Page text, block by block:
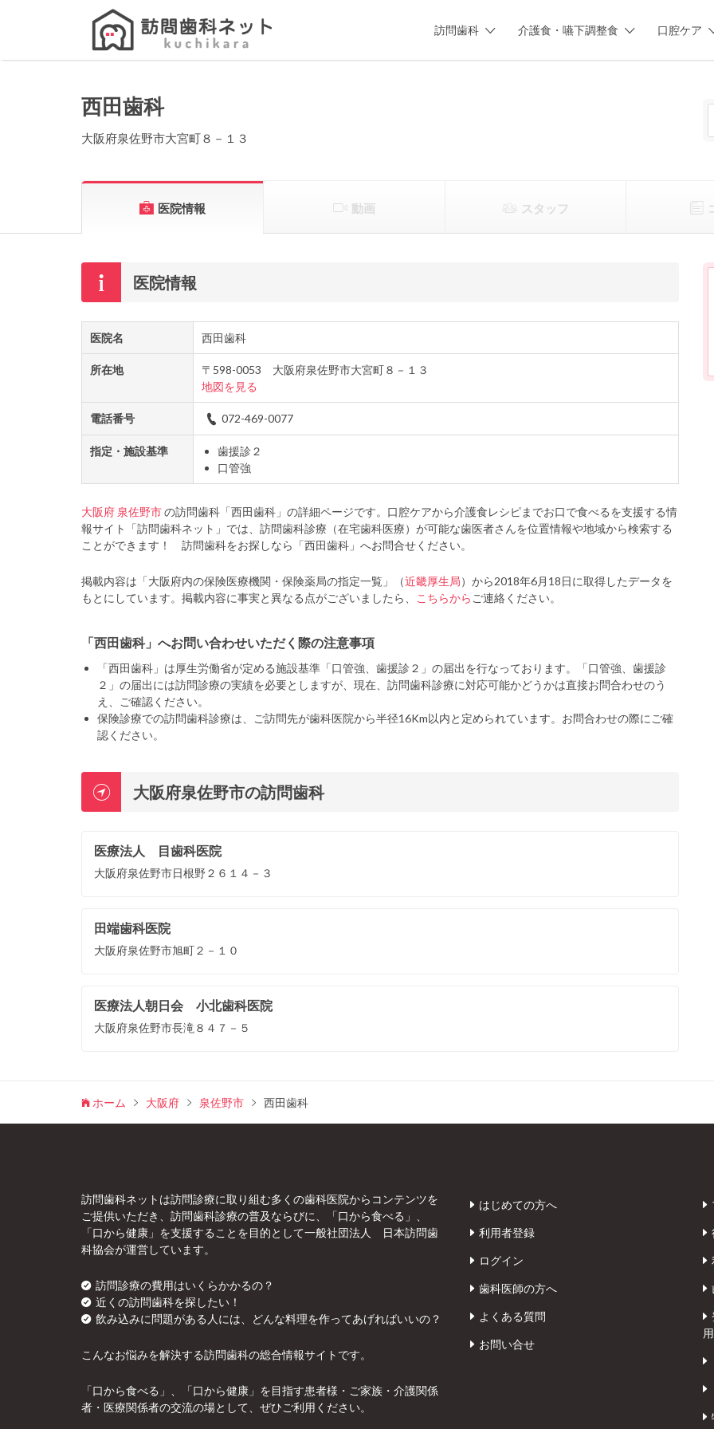
訪問歯科 介護食・嚥下調整食 口腔ケア
Search
西田歯科
大阪府泉佐野市大宮町８－１３
医院情報 動画 スタッフ
医院情報
医院名 西田歯科
所在地
〒598-0053 大阪府泉佐野市大宮町８－１３
地図を見る
電話番号 072-469-0077
指定・施設基準
歯援診２
口管強
大阪府 泉佐野市の訪問歯科「西田歯科」の詳細ページです。口腔ケアから介護食レシピまでお口で食べるを支援する情
報サイト「訪問歯科ネット」では、訪問歯科診療（在宅歯科医療）が可能な歯医者さんを位置情報や地域から検索する
ことができます！ 訪問歯科をお探しなら「西田歯科」へお問合せください。
掲載内容は「大阪府内の保険医療機関・保険薬局の指定一覧」（近畿厚生局）から2018年6月18日に取得したデータを
もとにしています。掲載内容に事実と異なる点がございましたら、
こちらから ご連絡ください。
「西田歯科」へお問い合わせいただく際の注意事項
「西田歯科」は厚生労働省が定める施設基準「口管強、歯援診２」の届出を行なっております。「口管強、歯援診
２」の届出には訪問診療の実績を必要としますが、現在、訪問歯科診療に対応可能かどうかは直接お問合わせのう
え、ご確認ください。
保険診療での訪問歯科診療は、ご訪問先が歯科医院から半径16Km以内と定められています。お問合わせの際にご確
認ください。
大阪府泉佐野市の訪問歯科
医療法人 目歯科医院
大阪府泉佐野市日根野２６１４－３
田端歯科医院
大阪府泉佐野市旭町２－１０
医療法人朝日会 小北歯科医院
大阪府泉佐野市長滝８４７－５
ホーム 大阪府 泉佐野市 西田歯科
訪問歯科ネットは訪問診療に取り組む多くの歯科医院からコンテンツを
ご提供いただき、訪問歯科診療の普及ならびに、「口から食べる」、
「口から健康」を支援することを目的として一般社団法人 日本訪問歯
科協会が運営しています。
訪問診療の費用はいくらかかるの？
近くの訪問歯科を探したい！
飲み込みに問題がある人には、どんな料理を作ってあげればいいの？
こんなお悩みを解決する訪問歯科の総合情報サイトです。
「口から食べる」、「口から健康」を目指す患者様・ご家族・介護関係
者・医療関係者の交流の場として、ぜひご利用ください。
はじめての方へ
利用者登録
ログイン
歯科医師の方へ
よくある質問
お問い合せ